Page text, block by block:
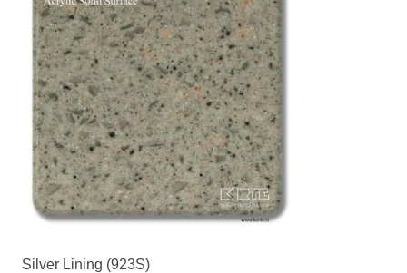
Silver Lining (923S)